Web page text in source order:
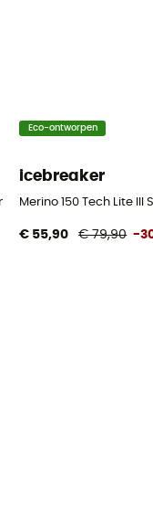
- Heren
Eco-ontworpen
icebreaker
Merino 150 Tech Lite
€ 55,90 € 79,90 -